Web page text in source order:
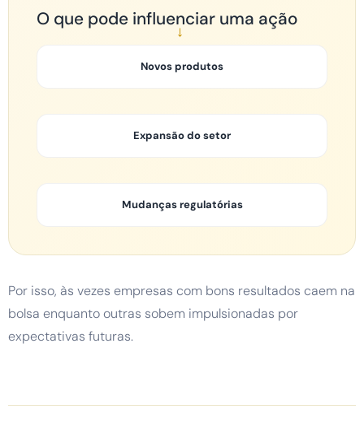
O que pode influenciar uma ação
Novos produtos
Expansão do setor
→
Mudanças regulatórias
Por isso, às vezes empresas com bons resultados caem na
bolsa enquanto outras sobem impulsionadas por
expectativas futuras.